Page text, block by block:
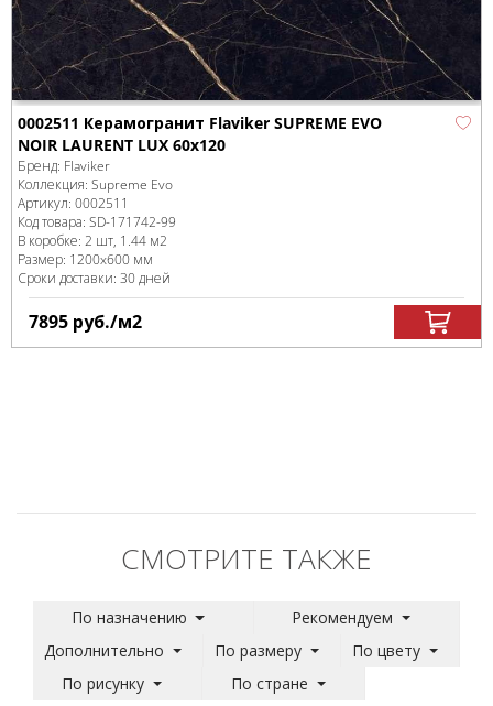
0002511 Керамогранит Flaviker SUPREME EVO
NOIR LAURENT LUX 60x120
Бренд: Flaviker
Коллекция: Supreme Evo
Артикул: 0002511
Код товара: SD-171742-99
В коробке: 2 шт, 1.44 м2
Размер: 1200x600 мм
Сроки доставки: 30 дней
7895 руб./м2
СМОТРИТЕ ТАКЖЕ
По назначению
Рекомендуем
Дополнительно
По размеру
По цвету
По рисунку
По стране